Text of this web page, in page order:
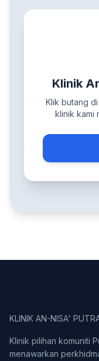
Klinik
Klik butang
klinik kami
KLINIK AN-NISA'
Klinik pilihan komuniti
menawarkan